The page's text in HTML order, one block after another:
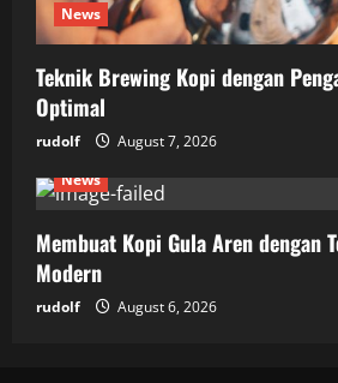
News
Teknik Brewing Kopi dengan
Optimal
rudolf
August 7, 2026
News
Membuat Kopi Gula Aren dengan
Modern
rudolf August 6, 2026